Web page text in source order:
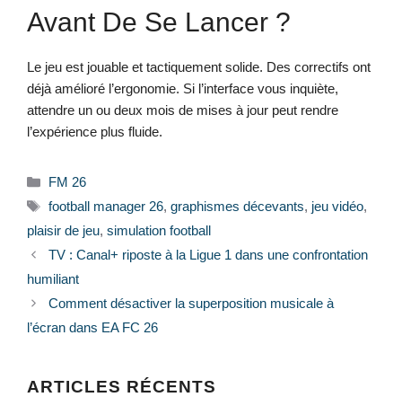
Avant De Se Lancer ?
Le jeu est jouable et tactiquement solide. Des correctifs ont
déjà amélioré l’ergonomie. Si l’interface vous inquiète,
attendre un ou deux mois de mises à jour peut rendre
l’expérience plus fluide.
Catégories
FM 26
Étiquettes
football manager 26, graphismes décevants, jeu vidéo,
plaisir de jeu, simulation football
TV : Canal+ riposte à la Ligue 1 dans une confrontation
humiliant
Comment désactiver la superposition musicale à
l’écran dans EA FC 26
ARTICLES RÉCENTS